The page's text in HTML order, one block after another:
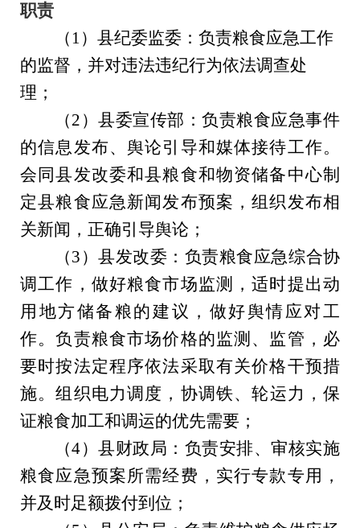
职责
（ 1） 县纪委监委：负责粮食应急工作
的监督，并对违法违纪行为依法调查处
理 ；
（2 ）县委宣传部：负责粮食应急事件
的信息发布、舆论引导和媒体接待工作。
会同县发改委和县粮食和物资储备中心制
定县粮食应急新闻发布预案，组织发布相
关新闻，正确引导舆论 ；
（3 ）县发改委 ： 负责粮食应急综合协
调工作，做好粮食市场监测，适时提出动
用 地方储备粮的建议 ，做好舆情应对工
作。负 责粮食市场价格的监测、监管，必
要时按法定程序依法采取有关价格干预措
施。组织电力调度 ，协调铁、轮运力，保
证粮食加工和调运的优先需要 ；
（4）县财政局：负责安排、审核实施
粮食应急预案所需经费，实行专款专用，
并及时足额拨付到位 ；